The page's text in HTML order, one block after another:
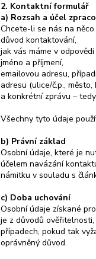
2. Kontaktní formulář
a) Rozsah a účel
Chcete-li se nás na
důvod kontaktování,
jak vás máme v
jméno a příjmení,
emailovou adresu,
adresu (ulice/č.p., město,
a konkrétní zprávu –
Všechny tyto údaje
b) Právní základ
Osobní údaje, které je
účelem navázání
námitku v souladu s
c) Doba uchování
Osobní údaje získané
je z důvodů
případech, pokud tak
oprávněný důvod.